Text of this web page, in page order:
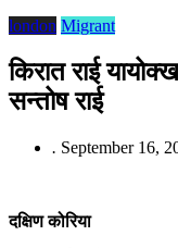
london Migrant
किरात राई
सन्तोष राई
. September 16,
दक्षिण कोरिया